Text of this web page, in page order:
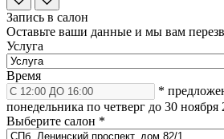
Запись в салон
Оставьте ваши данные и мы вам
Услуга
Время
*
понедельника по четверг до 30 ноября
Выберите салон *